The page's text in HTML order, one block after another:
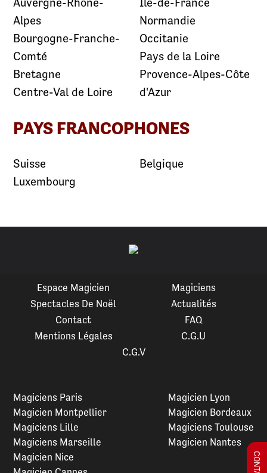
Alpes
Bourgogne-Franche-
Comté
Bretagne
Centre-Val de Loire
Normandie
Occitanie
Pays de la Loire
Provence-Alpes-Côte
d'Azur
PAYS FRANCOPHONES
Suisse
Luxembourg
Belgique
Espace Magicien
Magiciens
Spectacles De Noël
Actualités
Contact
FAQ
Mentions Légales
C.G.U
C.G.V
Magiciens Paris
Magicien Montpellier
Magiciens Lille
Magiciens Marseille
Magicien Lyon
Magicien Bordeaux
Magiciens Toulouse
Magicien Nantes
Magicien Nice